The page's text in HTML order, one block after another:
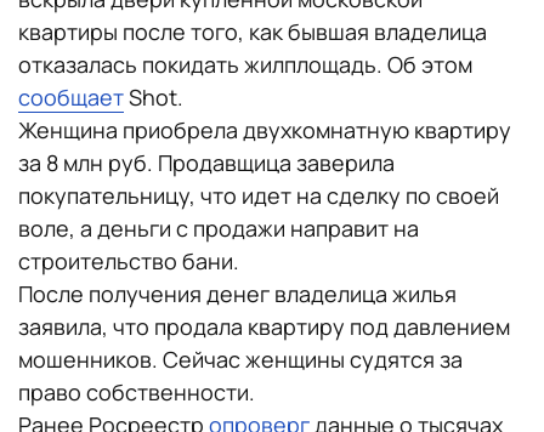
квартиры после того, как бывшая владелица
отказалась покидать жилплощадь. Об этом
сообщаетShot.
Женщина приобрела двухкомнатную квартиру
за 8 млн руб. Продавщица заверила
покупательницу, что идет на сделку по своей
воле, а деньги с продажи направит на
строительство бани.
После получения денег владелица жилья
заявила, что продала квартиру под давлением
мошенников. Сейчас женщины судятся за
право собственности.
Ранее Росреестр опровергданные о тысячах